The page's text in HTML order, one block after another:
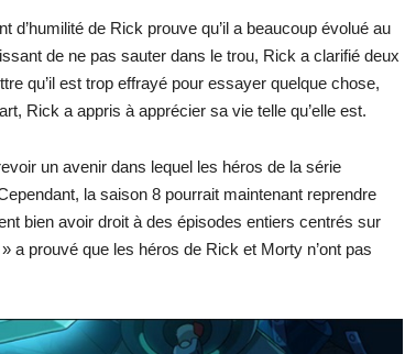
d’humilité de Rick prouve qu’il a beaucoup évolué au
de ne pas sauter dans le trou, Rick a clarifié deux
qu’il est trop effrayé pour essayer quelque chose,
Rick a appris à apprécier sa vie telle qu’elle est.
un avenir dans lequel les héros de la série
la saison 8 pourrait maintenant reprendre
bien avoir droit à des épisodes entiers centrés sur
a prouvé que les héros de Rick et Morty n’ont pas